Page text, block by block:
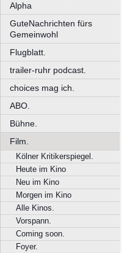
Alpha
GuteNachrichten fürs
Gemeinwohl
Flugblatt.
trailer-ruhr podcast.
choices mag ich.
ABO.
Bühne.
Film.
Kölner Kritikerspiegel.
Heute im Kino
Neu im Kino
Morgen im Kino
Alle Kinos.
Vorspann.
Coming soon.
Foyer.